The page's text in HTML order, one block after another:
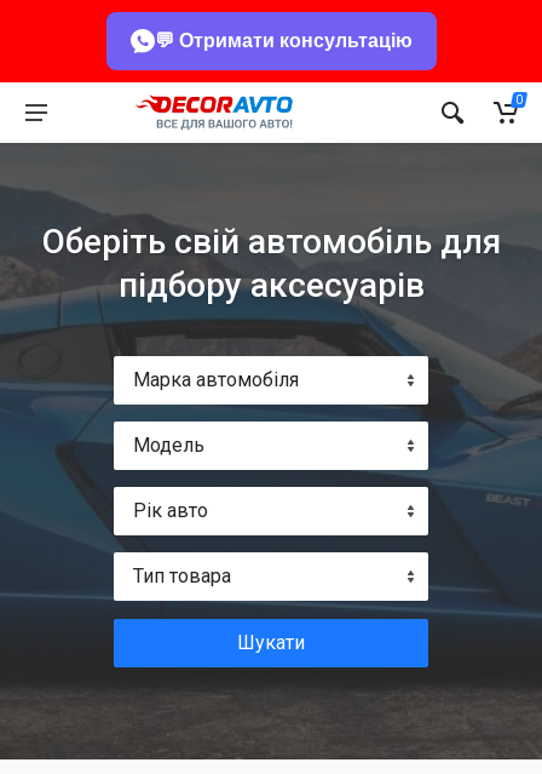
💬 Отримати консультацію
0
Оберіть свій автомобіль для
підбору аксесуарів
Марка автомобіля
Модель
Рік авто
Тип товара
Шукати